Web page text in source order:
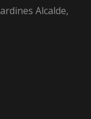
Alcalde,